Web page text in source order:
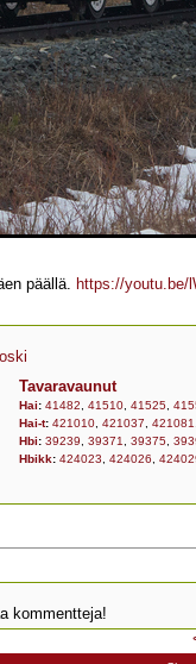
päällä. https://youtu.be/
Tavaravaunut
Hai: 41482 41510 41525
Hai-t: 421010 421037 421081
Hbi: 39239 39371 39375
Hbikk: 424023 424026
kommentteja!